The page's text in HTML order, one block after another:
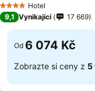
4 Počet hvězdiček
Hotel
9,1 Vynikající 17 669
Od 6 074 Kč
Zobrazte si ceny z 5